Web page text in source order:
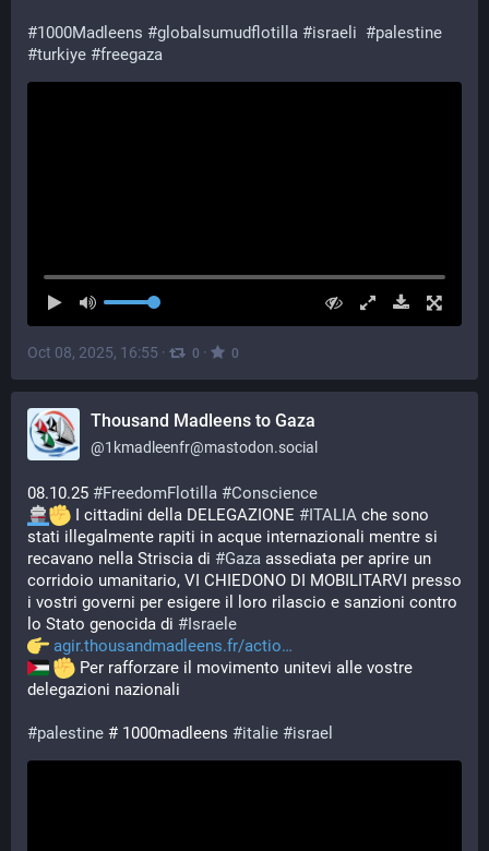
#1000Madleens #globalsumudflotilla #israeli #palestine
#turkiye #freegaza
Oct 08, 2025, 16:55 · 0 · 0
Thousand Madleens to Gaza
@1kmadleenfr@mastodon.social
08.10.25 #FreedomFlotilla #Conscience
I cittadini della DELEGAZIONE #ITALIA che sono
stati illegalmente rapiti in acque internazionali mentre si
recavano nella Striscia di #Gaza assediata per aprire un
corridoio umanitario, VI CHIEDONO DI MOBILITARVI presso
i vostri governi per esigere il loro rilascio e sanzioni contro
lo Stato genocida di #Israele
agir.thousandmadleens.fr/actio
Per rafforzare il movimento unitevi alle vostre
delegazioni nazionali
#palestine # 1000madleens #italie #israel